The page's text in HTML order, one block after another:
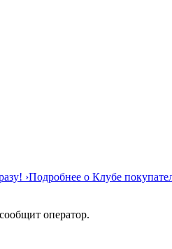
›Подробнее о Клубе
оператор.